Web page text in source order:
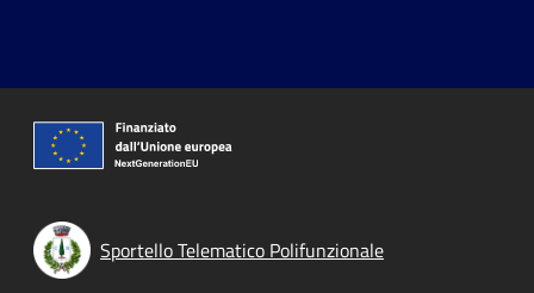
Sportello Telematico Polifunzionale